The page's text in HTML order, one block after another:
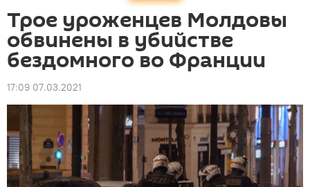
Трое уроженцев Молдовы
обвинены в убийстве
бездомного во Франции
17:09 07.03.2021